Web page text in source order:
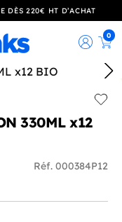
DÈS 220€ HT D’ACHAT
0
330ML x12
Réf. 000384P12